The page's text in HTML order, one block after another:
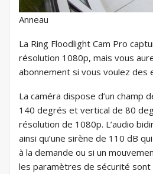
Anneau
La Ring Floodlight Cam Pro
résolution 1080p, mais vous
abonnement si vous voulez des
La caméra dispose d’un champ
140 degrés et vertical de 80
résolution de 1080p. L’audio
ainsi qu’une sirène de 110 dB
à la demande ou si un
les paramètres de sécurité sont